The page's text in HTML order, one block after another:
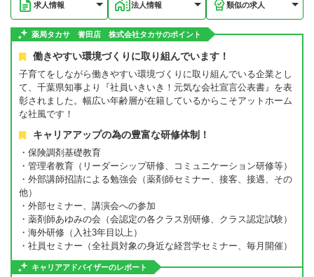
求人情報 法人情報 類似の求人
薬局タカサ 誉田店 株式会社タカサのポイント
働きやすい環境づくりに取り組んでいます！
子育てをしながら働きやすい環境づくりに取り組んでいる企業とし
て、千葉県知事より『社員いきいき！元気な会社宣言公表書』を表
彰されました。幅広い年齢層が在籍しているからこそアットホーム
な社風です！
キャリアアップの為の豊富な研修体制！
・保険調剤基礎教育
・管理者教育（リーダーシップ研修、コミュニケーション研修等）
・外部講師招請による勉強会（薬剤師セミナー、接客、接遇、その
他）
・外部セミナー、講演会への参加
・薬剤師あゆみの会（会認定の各クラス別研修、クラス認定試験）
・海外研修（入社3年目以上）
・社員セミナー（全社員対象の身近な経営学セミナー、毎月開催）
キャリアアドバイザーのレポート